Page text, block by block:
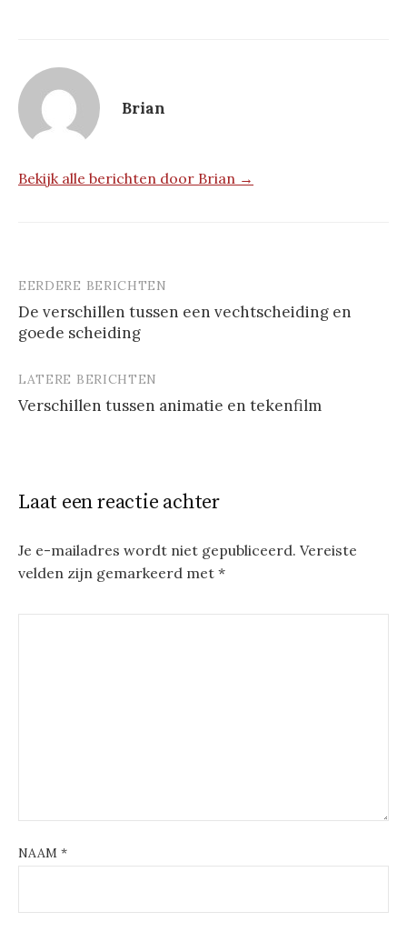
Brian
Bekijk alle berichten door Brian →
Berichtnavigatie
EERDERE BERICHTEN
De verschillen tussen een vechtscheiding en
goede scheiding
LATERE BERICHTEN
Verschillen tussen animatie en tekenfilm
Laat een reactie achter
Je e-mailadres wordt niet gepubliceerd. Vereiste
velden zijn gemarkeerd met *
NAAM *